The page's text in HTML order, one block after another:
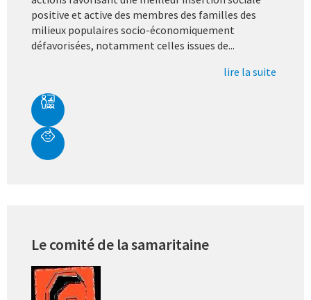
positive et active des membres des familles des
milieux populaires socio-économiquement
défavorisées, notamment celles issues de...
lire la suite
Le comité de la samaritaine